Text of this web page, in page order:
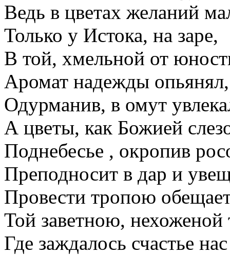
Ведь в цветах желаний
Только у Истока, на заре,
В той, хмельной от
Аромат надежды опьянял,
Одурманив, в омут
А цветы, как Божией
Поднебесье , окропив
Преподносит в дар и
Провести тропою
Той заветною, нехоженой
Где заждалось счастье